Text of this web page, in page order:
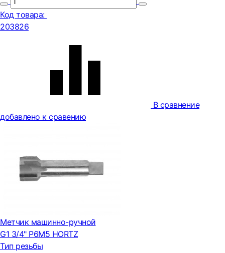
Код товара:
203826
В сравнение
добавлено к сравению
Метчик машинно-ручной
G1 3/4" Р6М5 HORTZ
Тип резьбы